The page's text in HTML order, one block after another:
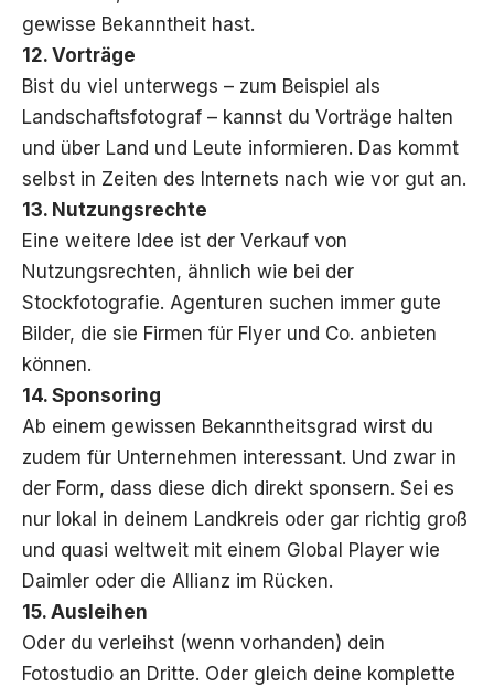
gewisse Bekanntheit hast.
12. Vorträge
Bist du viel unterwegs – zum Beispiel als
Landschaftsfotograf – kannst du Vorträge halten
und über Land und Leute informieren. Das kommt
selbst in Zeiten des Internets nach wie vor gut an.
13. Nutzungsrechte
Eine weitere Idee ist der Verkauf von
Nutzungsrechten, ähnlich wie bei der
Stockfotografie. Agenturen suchen immer gute
Bilder, die sie Firmen für Flyer und Co. anbieten
können.
14. Sponsoring
Ab einem gewissen Bekanntheitsgrad wirst du
zudem für Unternehmen interessant. Und zwar in
der Form, dass diese dich direkt sponsern. Sei es
nur lokal in deinem Landkreis oder gar richtig groß
und quasi weltweit mit einem Global Player wie
Daimler oder die Allianz im Rücken.
15. Ausleihen
Oder du verleihst (wenn vorhanden) dein
Fotostudio an Dritte. Oder gleich deine komplette